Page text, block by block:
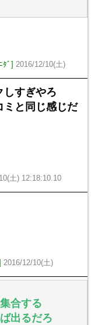
ﾞ]
2016/12/10(土)
しすぎやろ
ミと同じ感じだ
土) 12:18:10.10
2016/12/10(土)
合する
出るだろ